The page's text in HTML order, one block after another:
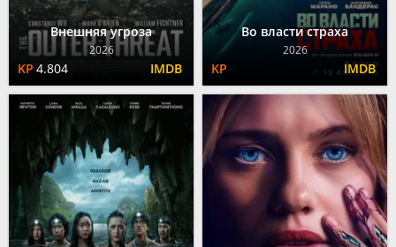
Внешняя угроза
2026
4.804
Во власти страха
2026